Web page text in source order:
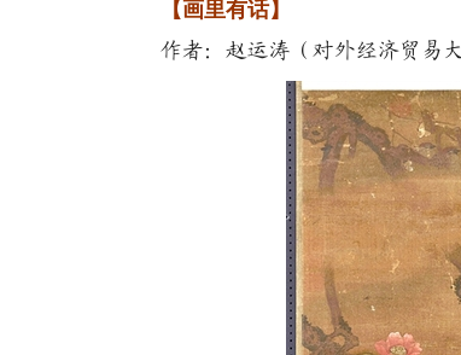
【画里有话】
作者：赵运涛（对外经济贸易大